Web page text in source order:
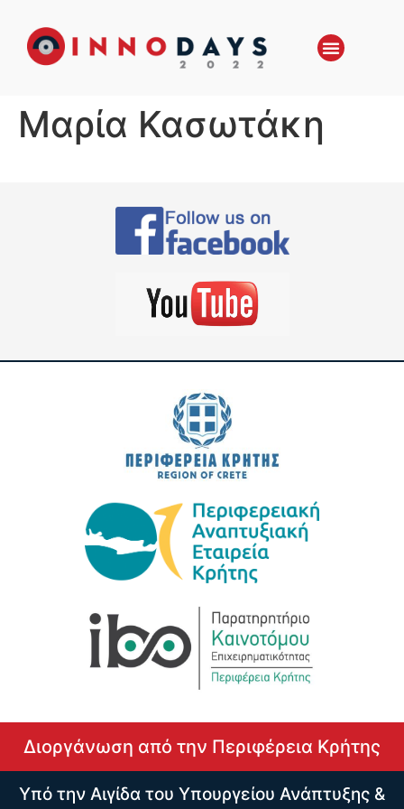
Μαρία Κασωτάκη
Διοργάνωση από την Περιφέρεια Κρήτης
Υπό την Αιγίδα του Υπουργείου Ανάπτυξης &